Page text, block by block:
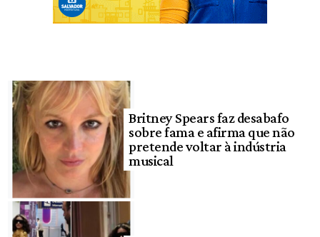
Britney Spears faz desabafo
sobre fama e afirma que não
pretende voltar à indústria
musical